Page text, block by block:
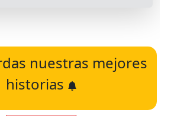
nuestras mejores
historias